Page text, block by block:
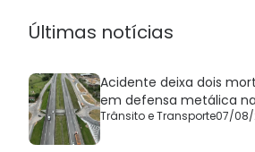
Últimas notícias
Acidente deixa dois
em defensa metálica na
Trânsito e Transporte07/08/